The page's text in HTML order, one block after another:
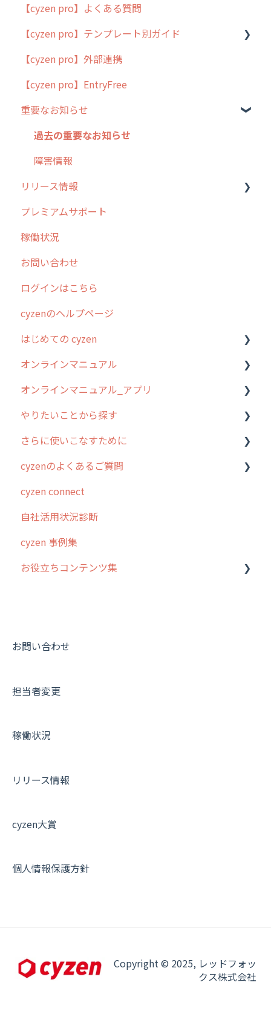
簡易マニュアル
cyzen proの位置情報取得について
用語集
よくある質問
【cyzen pro】よくある質問
【cyzen pro】テンプレート別ガイド
ポスティング
ラウンダー
メンテナンス
外廻り営業
清掃
不動産
【cyzen pro】外部連携
【cyzen pro】EntryFree
重要なお知らせ
過去の重要なお知らせ
障害情報
リリース情報
リリース
2026年のリリース情報
2025年のリリース情報
2024年のリリース情報
2023年のリリース情報
過去のリリース
2019年までのリリース情報
お客様の声を実現しました
プレミアムサポート
稼働状況
お問い合わせ
ログインはこちら
cyzenのヘルプページ
はじめての cyzen
0. はじめてのcyzenの使い方
1. cyzenについて知ろう
2. 主要機能の概要
3. cyzenの位置情報取得について
4. cyzen利用前の準備：システム管理者編
5. 基本的な使い方：システム管理者編
6. 基本的な使い方：ユーザー編
7. 初心者向けよくある質問集
8. 用語集
【業界業種別】cyzen設定方法
オンラインマニュアル
管理サイトの使い始め
ユーザー・グループ管理
行動管理
予定管理
スポット
ステータス・主観
報告書・行動種別
勤怠管理
帳票出力
商品
オンラインマニュアル_アプリ
アプリの使い始め
ホーム画面
スポット
報告閲覧
予定
日報
履歴
パフォーマンス
お知らせ
やりたいことから探す
行動管理
勤怠管理
予定管理
スポット
ステータス・主観
報告書・行動種別
活動通知
商品
さらに使いこなすために
はじめに
スポット・ステータス関連オプション
交通費自動計算
安全走行支援
写真管理・高画質化
その他オプション
契約・その他
cyzenのよくあるご質問
ログインについて
グループ・ユーザーについて
GPS・位置情報 について
ルート自動記録 について
報告書について
メンバー画面について
その他よくある質問
cyzen connect
自社活用状況診断
cyzen 事例集
お役立ちコンテンツ集
動画集：共通
お問い合わせ
担当者変更
稼働状況
リリース情報
cyzen大賞
個人情報保護方針
Copyright © 2025, レッドフォッ
クス株式会社